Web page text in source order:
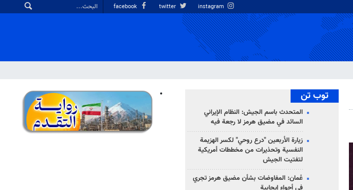
توب تن
المتحدث باسم الجيش: النظام الإيراني
السائد في مضيق هرمز لا رجعة فيه
زيارة الأربعين "درع روحي" لكسر الهزيمة
النفسية وتحذيرات من مخططات أمريكية
لتفتيت الجيش
عُمان: المفاوضات بشأن مضيق هرمز تجري
في أجواء إيجابية